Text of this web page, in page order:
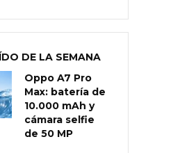
DE LA SEMANA
Oppo A7 Pro
Max: batería de
10.000 mAh y
cámara selfie
de 50 MP